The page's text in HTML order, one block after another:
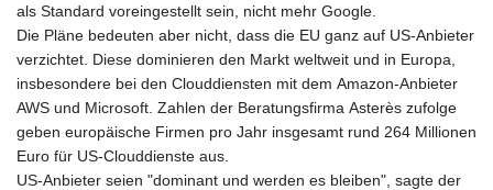
als Standard voreingestellt sein, nicht mehr Google.
Die Pläne bedeuten aber nicht, dass die EU ganz auf US-Anbieter
verzichtet. Diese dominieren den Markt weltweit und in Europa,
insbesondere bei den Clouddiensten mit dem Amazon-Anbieter
AWS und Microsoft. Zahlen der Beratungsfirma Asterès zufolge
geben europäische Firmen pro Jahr insgesamt rund 264 Millionen
Euro für US-Clouddienste aus.
US-Anbieter seien "dominant und werden es bleiben", sagte der